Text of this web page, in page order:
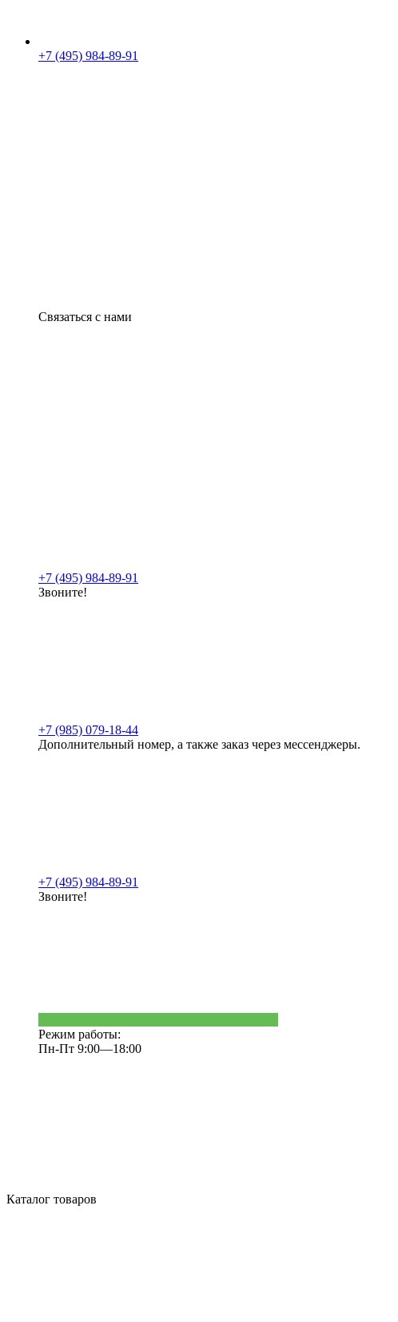
+7 (495) 984-89-91
Связаться с нами
+7 (495) 984-89-91
Звоните!
+7 (985) 079-18-44
Дополнительный номер, а также заказ через мессенджеры.
+7 (495) 984-89-91
Звоните!
Режим работы:
Пн-Пт 9:00—18:00
Каталог товаров